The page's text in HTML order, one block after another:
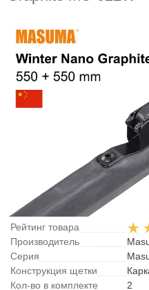
Рейтинг товара
Производитель
Серия
Конструкция щетки
Кол-во в комплекте
2